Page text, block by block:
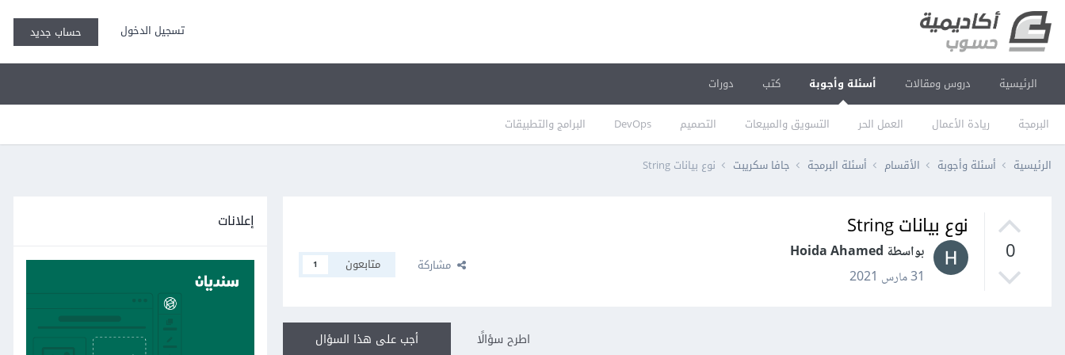
تسجيل الدخول حساب جديد
الرئيسية دروس ومقالات أسئلة وأجوبة
البرمجة ريادة الأعمال العمل الحر التسويق والمبيعات التصميم DevOps البرامج والتطبيقات
كتب دورات
الرئيسية أسئلة وأجوبة الأقسام أسئلة البرمجة جافا سكريبت نوع بيانات String
0
نوع بيانات String
بواسطة Hoida Ahamed
31 مارس 2021
مشاركة متابعون 1
أجب على هذا السؤال اطرح سؤالًا
إعلانات